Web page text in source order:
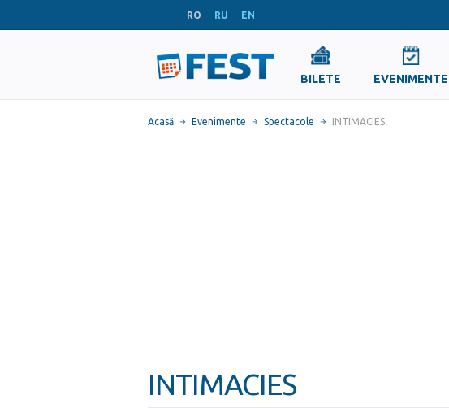
RO RU EN
BILETE EVENIMENTE
Acasă Evenimente Spectacole INTIMACIES
INTIMACIES